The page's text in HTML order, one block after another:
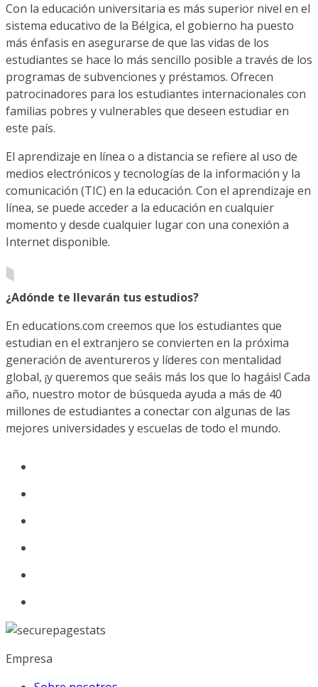
Con la educación universitaria es más superior nivel en el
sistema educativo de la Bélgica, el gobierno ha puesto
más énfasis en asegurarse de que las vidas de los
estudiantes se hace lo más sencillo posible a través de los
programas de subvenciones y préstamos. Ofrecen
patrocinadores para los estudiantes internacionales con
familias pobres y vulnerables que deseen estudiar en
este país.
El aprendizaje en línea o a distancia se refiere al uso de
medios electrónicos y tecnologías de la información y la
comunicación (TIC) en la educación. Con el aprendizaje en
línea, se puede acceder a la educación en cualquier
momento y desde cualquier lugar con una conexión a
Internet disponible.
¿Adónde te llevarán tus estudios?
En educations.com creemos que los estudiantes que
estudian en el extranjero se convierten en la próxima
generación de aventureros y líderes con mentalidad
global, ¡y queremos que seáis más los que lo hagáis! Cada
año, nuestro motor de búsqueda ayuda a más de 40
millones de estudiantes a conectar con algunas de las
mejores universidades y escuelas de todo el mundo.
Empresa